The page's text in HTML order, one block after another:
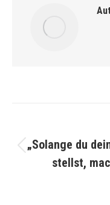
navigation
„Solange du
stellst,